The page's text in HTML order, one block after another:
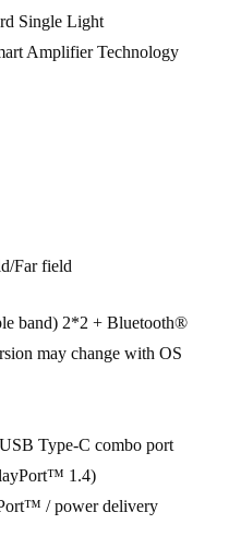
Single Light
Amplifier Technology
Far field
band) 2*2 + Bluetooth®
may change with OS
Type-C combo port
1.4)
/ power delivery